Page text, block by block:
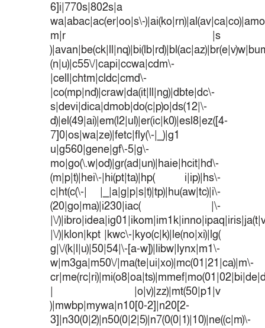
6]i|770s|802s|a
wa|abac|ac(er|oo|s\-
m|r |s
(n|u)|c55\/|capi|ccwa|cdm\-
|cell|chtm|cldc|cmd\-
|co(mp|nd)|craw|da(it|ll|ng)|dbte|dc\-
s|devi|dica|dmob|do(c|p)o|ds(12|\-
d)|el(49|ai)|em(l2|ul)|er(ic|k0)|esl8|ez([4-
7]0|os|wa|ze)|fetc|fly(\-|_)|g1
u|g560|gene|gf\-5|g\-
mo|go(\.w|od)|gr(ad|un)|haie|hcit|hd\-
(m|p|t)|hei\-|hi(pt|ta)|hp( i|ip)|hs\-
c|ht(c(\-| |_|a|g|p|s|t)|tp)|hu(aw|tc)|i\-
(20|go|ma)|i230|iac( |\-
|\/
|\/)|klon|kpt |kwc\-|kyo(c|k)|le(no|xi)|lg(
g|\/(k|l|u)|50|54|\-[a-w])|libw|lynx|m1\-
w|m3ga|m50\/|ma(te|ui|xo)|mc(01|21|ca)|m\-
| |o|v)|zz)|mt(50|p1|v
)|mwbp|mywa|n10[0-2]|n20[2-
3]|n30(0|2)|n50(0|2|5)|n7(0(0|1)|10)|ne((c|m)\-